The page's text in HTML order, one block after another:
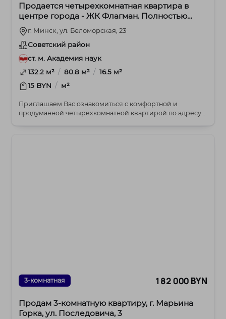
Продается четырехкомнатная квартира в
центре города - ЖК Флагман. Полностью
готова к проживанию!
г. Минск, ул. Беломорская, 23
Советский район
ст. м. Академия наук
132.2 м² / 80.8 м² / 16.5 м²
15 BYN / м²
Приглашаем Вас ознакомиться с комфортной и
продуманной четырехкомнатной квартирой по адресу
3-комнатная 182 000 BYN
Продам 3-комнатную квартиру, г. Марьина
Горка, ул. Последовича, 3